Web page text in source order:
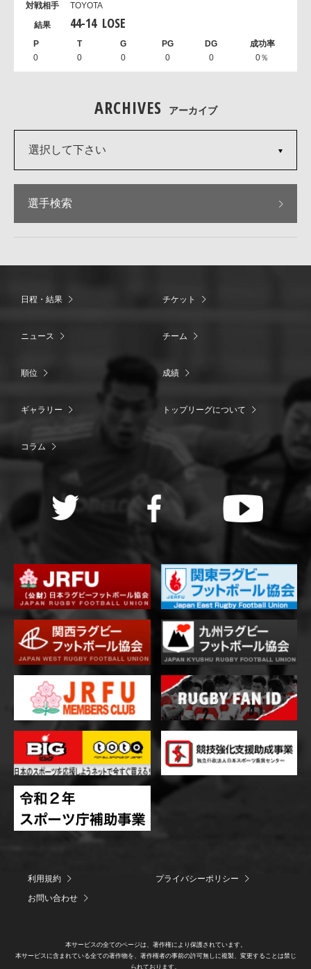
TOYOTA
44-14 LOSE
0 0 0 0 0 0％
ARCHIVES アーカイブ
選択して下さい
選手検索
日程・結果 チケット
ニュース チーム
順位 成績
ギャラリー トップリーグについて
コラム
利用規約
プライバシーポリシー
お問い合わせ
本サービスの全てのページは、著作権により保護されています。
本サービスに含まれている全ての著作物を、著作権者の事前の許可無しに複製、変更することは禁じ
られております。